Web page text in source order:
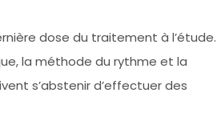
dose du traitement à l’étude.
la méthode du rythme et la
s’abstenir d’effectuer des